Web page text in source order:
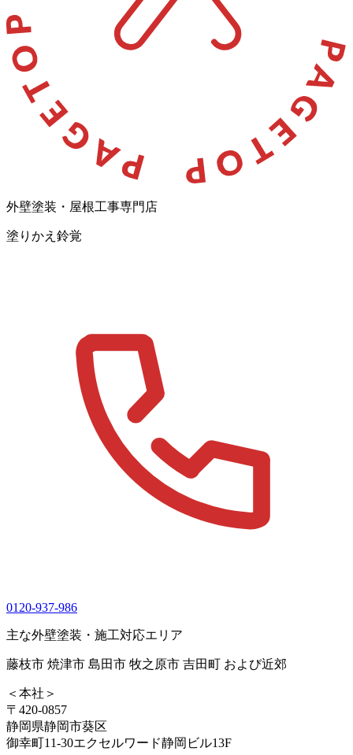
外壁塗装・屋根工事専門店
塗りかえ鈴覚
0120-937-986
主な外壁塗装・施工対応エリア
藤枝市 焼津市 島田市 牧之原市 吉田町 および近郊
＜本社＞
〒420-0857
静岡県静岡市葵区
御幸町11-30エクセルワード静岡ビル13F